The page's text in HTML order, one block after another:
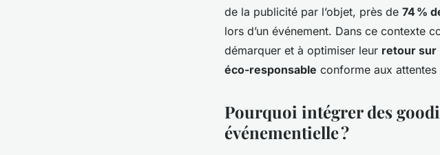
de la publicité par l’objet, près de 74 %
lors d’un événement. Dans ce contexte
démarquer et à optimiser leur retour sur
éco-responsable conforme aux
Pourquoi intégrer des
événementielle ?